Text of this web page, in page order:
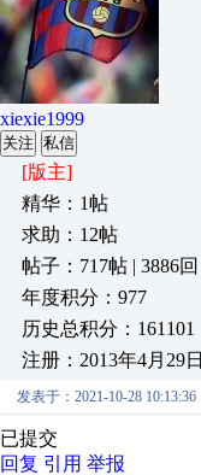
xiexie1999
关注 私信
[版主]
精华：1帖
求助：12帖
帖子：717帖 | 3886回
年度积分：977
历史总积分：161101
注册：2013年4月29日
发表于：2021-10-28 10:13:36
已提交
回复 引用 举报